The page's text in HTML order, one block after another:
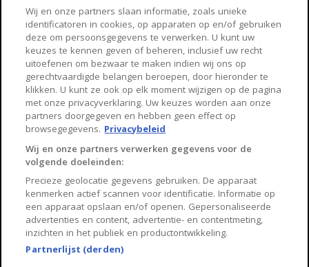
Arnhem
Zwolle
Huisnet
Over Huisnet
Algemene voorwaarden
Privacybeleid
Contact
Sitemap
Copyright 2026, Huisnet is onderdeel van Property Portals
Wij en onze partners slaan informatie, zoals unieke
identificatoren in cookies, op apparaten op en/of gebruiken
deze om persoonsgegevens te verwerken. U kunt uw
keuzes te kennen geven of beheren, inclusief uw recht
uitoefenen om bezwaar te maken indien wij ons op
gerechtvaardigde belangen beroepen, door hieronder te
klikken. U kunt ze ook op elk moment wijzigen op de pagina
met onze privacyverklaring. Uw keuzes worden aan onze
partners doorgegeven en hebben geen effect op
browsegegevens. Privacybeleid
Wij en onze partners verwerken gegevens voor de
volgende doeleinden:
Precieze geolocatie gegevens gebruiken. De apparaat
kenmerken actief scannen voor identificatie. Informatie op
een apparaat opslaan en/of openen. Gepersonaliseerde
advertenties en content, advertentie- en contentmeting,
inzichten in het publiek en productontwikkeling.
Partnerlijst (derden)